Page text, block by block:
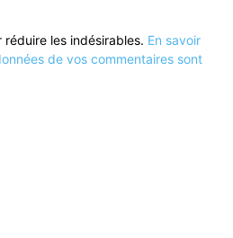
les indésirables. En savoir
de vos commentaires sont